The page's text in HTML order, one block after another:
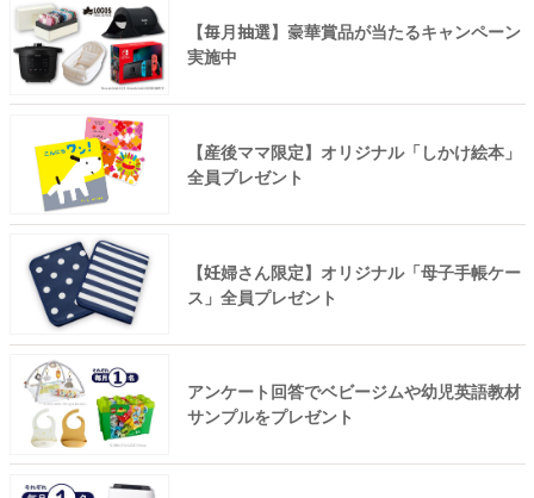
【毎月抽選】豪華賞品が当たるキャンペーン
実施中
【産後ママ限定】オリジナル「しかけ絵本」
全員プレゼント
【妊婦さん限定】オリジナル「母子手帳ケー
ス」全員プレゼント
アンケート回答でベビージムや幼児英語教材
サンプルをプレゼント